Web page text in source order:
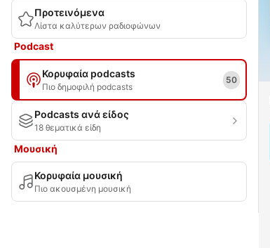
Προτεινόμενα
Λίστα καλύτερων ραδιοφώνων
Podcast
Κορυφαία podcasts
Πιο δημοφιλή podcasts
50
Podcasts ανά είδος
18 θεματικά είδη
Μουσική
Κορυφαία μουσική
Πιο ακουσμένη μουσική